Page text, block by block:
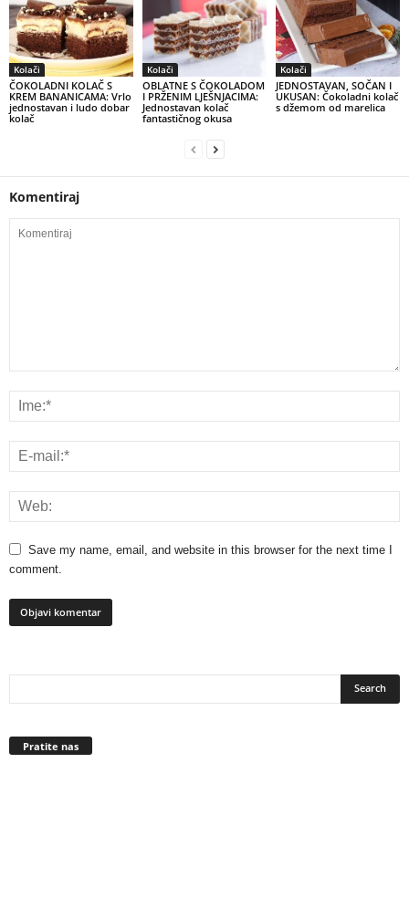
Kolači
ČOKOLADNI KOLAČ S
KREM BANANICAMA: Vrlo
jednostavan i ludo dobar
kolač
Kolači
OBLATNE S ČOKOLADOM
I PRŽENIM LJEŠNJACIMA:
Jednostavan kolač
fantastičnog okusa
Kolači
JEDNOSTAVAN, SOČAN I
UKUSAN: Čokoladni kolač
s džemom od marelica
Komentiraj
Save my name, email, and website in this browser for the next time I
comment.
Pratite nas